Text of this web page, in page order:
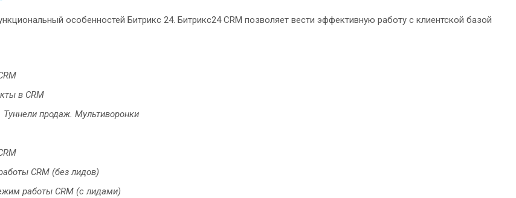
особенностей Битрикс 24. Битрикс24 СRM позволяет вести эффективную работу с клиентской базой
в CRM
продаж. Мультиворонки
CRM (без лидов)
работы CRM (с лидами)